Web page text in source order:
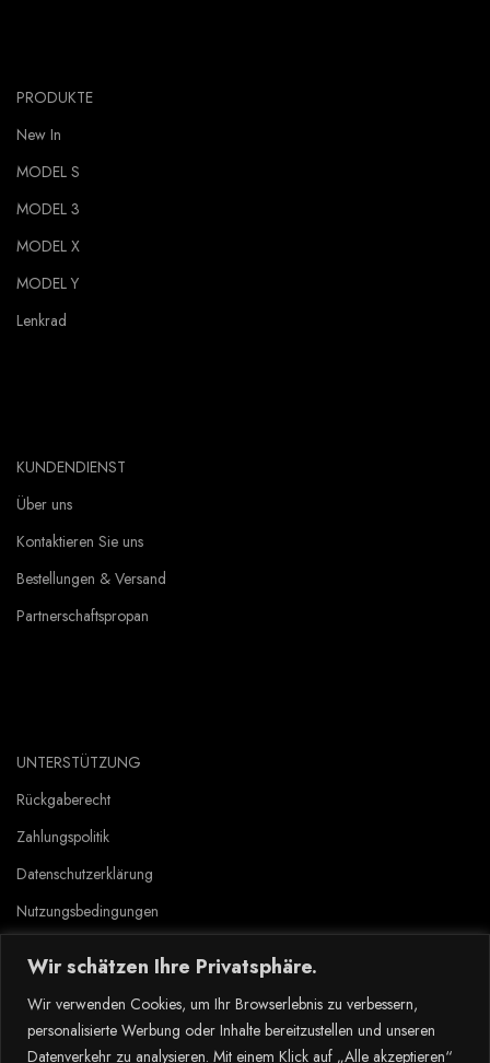
Wir schätzen Ihre Privatsphäre.
Wir verwenden Cookies, um Ihr Browserlebnis zu verbessern,
personalisierte Werbung oder Inhalte bereitzustellen und unseren
Datenverkehr zu analysieren. Mit einem Klick auf „Alle akzeptieren“
PRODUKTE
New In
MODEL S
MODEL 3
MODEL X
MODEL Y
Lenkrad
KUNDENDIENST
Über uns
Kontaktieren Sie uns
Bestellungen & Versand
Partnerschaftspropan
UNTERSTÜTZUNG
Rückgaberecht
Zahlungspolitik
Datenschutzerklärung
Nutzungsbedingungen
Copyright © 2023 Tlyard de. all rights reserved.